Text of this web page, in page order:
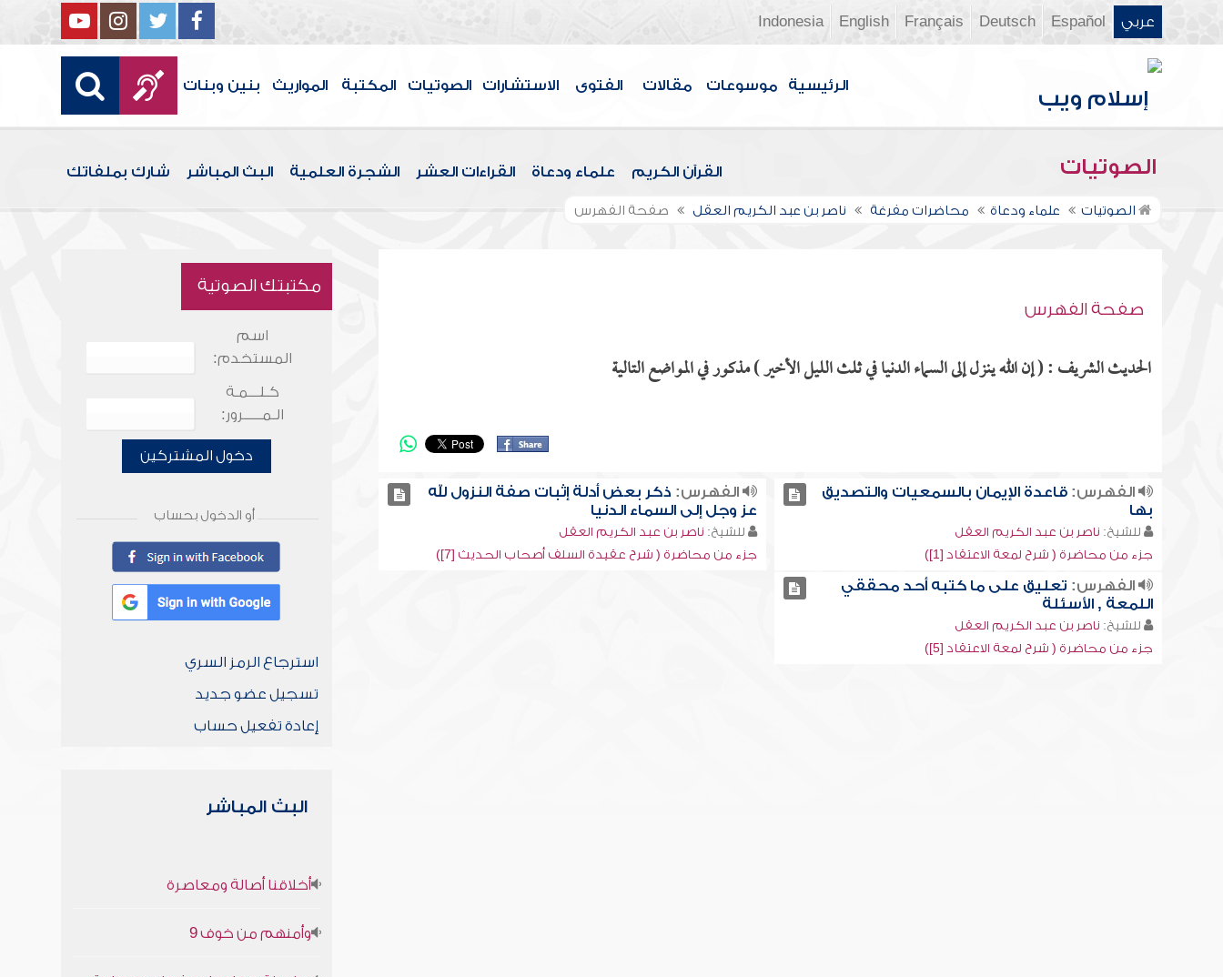
عربي Español
Deutsch
Français
English
Indonesia
الرئيسية موسوعات مقالات الفتوى الاستشارات الصوتيات المكتبة المواريث بنين وبنات
الصوتيات القرآن الكريم علماء ودعاة القراءات العشر الشجرة العلمية البث المباشر شارك بملفاتك
الصوتيات علماء ودعاة محاضرات مفرغة ناصر بن عبد الكريم العقل صفحة الفهرس
صفحة الفهرس
الحديث الشريف : ( إن الله ينزل إلى السماء الدنيا في ثلث الليل الأخير ) مذكور في المواضع التالية
الفهرس:قاعدة الإيمان بالسمعيات والتصديق
بها
للشيخ: ناصر بن عبد الكريم العقل
جزء من محاضرة ( شرح لمعة الاعتقاد [1])
الفهرس: ذكر بعض أدلة إثبات صفة النزول لله
عز وجل إلى السماء الدنيا
للشيخ: ناصر بن عبد الكريم العقل
جزء من محاضرة ( شرح عقيدة السلف أصحاب الحديث [7])
الفهرس: تعليق على ما كتبه أحد محققي
اللمعة , الأسئلة
للشيخ: ناصر بن عبد الكريم العقل
جزء من محاضرة ( شرح لمعة الاعتقاد [5])
مكتبتك الصوتية
اسم
المستخدم:
كـلـــمـة
الـمـــــرور:
دخول المشتركين
أو الدخول بحساب
استرجاع الرمز السري
تسجيل عضو جديد
إعادة تفعيل حساب
البث المباشر
أخلاقنا أصالة ومعاصرة
وأمنهم من خوف 9